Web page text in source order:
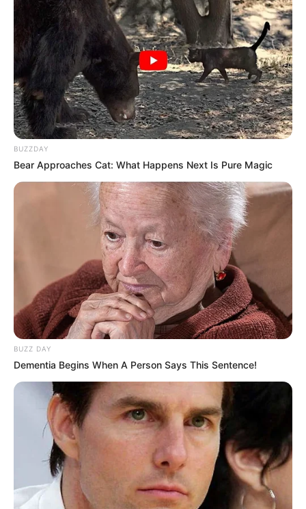
4ème: 2 IMPERATOR D’ELA
5ème: 5 JONGLEUSE DE LUNE
6ème: 8 JANGO VICI
7ème: 6 HOLD UP DU SAPTEL
Les regrets ou en cas de non-partant: 9 HORATIUS D’ELA
et/ou 11 HEDE DARLING
Tous les Pronostics Spot du jour!
Une quarantaine depronostics de la meilleure presse du
PMU à consulter ici!
BUZZDAY
Bear Approaches Cat: What Happens Next Is Pure Magic
BUZZ DAY
Dementia Begins When A Person Says This Sentence!